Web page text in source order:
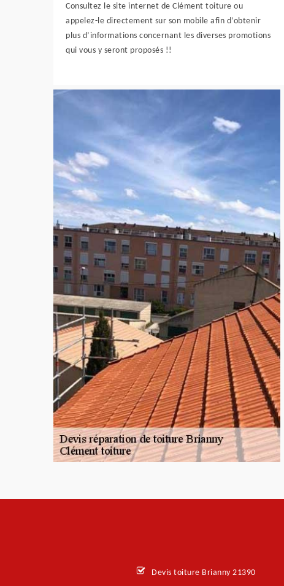
Consultez le site internet de Clément toiture ou
appelez-le directement sur son mobile afin d’obtenir
plus d’informations concernant les diverses promotions
qui vous y seront proposés !!
Devis toiture Brianny 21390